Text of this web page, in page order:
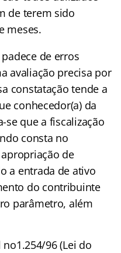
de terem sido
meses.
de erros
avaliação precisa por
constatação tende a
conhecedor(a) da
se que a fiscalização
consta no
de
a entrada de ativo
do contribuinte
parâmetro, além
96 (Lei do